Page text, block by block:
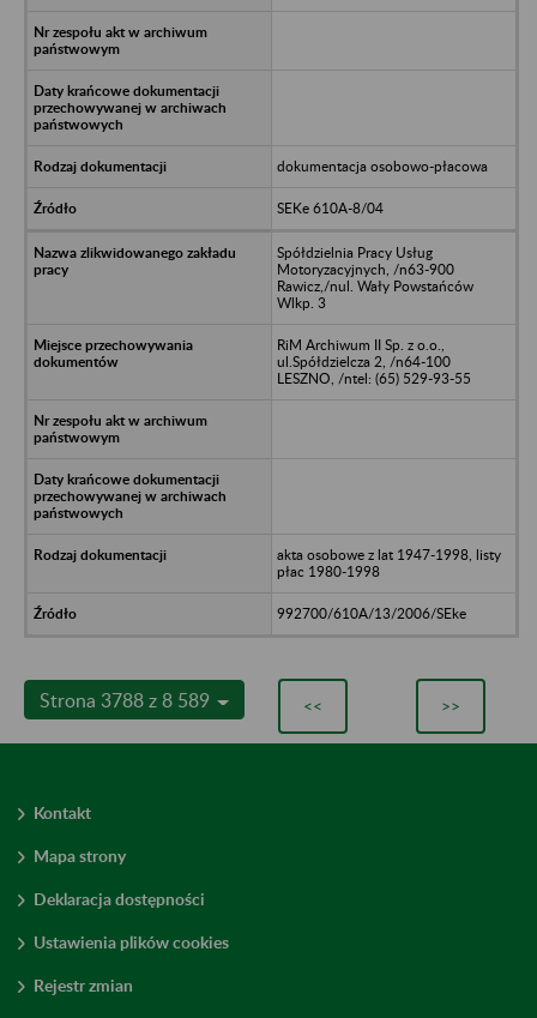
dokumentacja osobowo-płacowa
SEKe 610A-8/04
Spółdzielnia Pracy Usług
Motoryzacyjnych, /n63-900
Rawicz,/nul. Wały Powstańców
Wlkp. 3
RiM Archiwum II Sp. z o.o.,
ul.Spółdzielcza 2, /n64-100
LESZNO, /ntel: (65) 529-93-55
akta osobowe z lat 1947-1998, listy
płac 1980-1998
992700/610A/13/2006/SEke
Strona 3788 z 8 589 << >>
Kontakt
Mapa strony
Deklaracja dostępności
Ustawienia plików cookies
Rejestr zmian